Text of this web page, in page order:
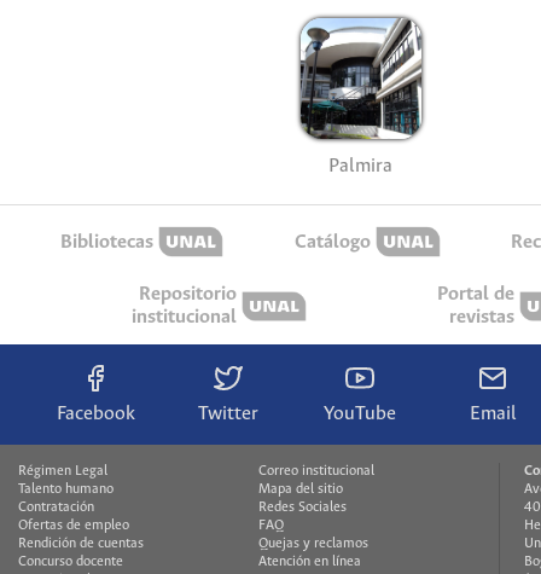
Palmira
Bibliotecas Catálogo
Repositorio
institucional
Portal de
revistas
Facebook Twitter YouTube Email
Régimen Legal
Talento humano
Contratación
Ofertas de empleo
Rendición de cuentas
Concurso docente
Correo institucional
Mapa del sitio
Redes Sociales
FAQ
Quejas y reclamos
Atención en línea